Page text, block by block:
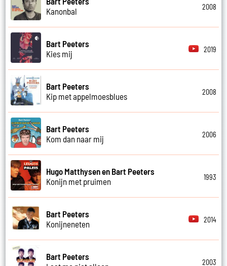
Kanonbal
2008
Bart Peeters
Kies mij
2019
Bart Peeters
Kip met appelmoesblues
2008
Bart Peeters
Kom dan naar mij
2006
Hugo Matthysen en Bart Peeters
Konijn met pruimen
1993
Bart Peeters
Konijneneten
2014
Bart Peeters
2003